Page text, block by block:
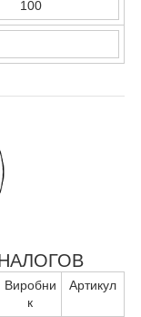
100
Виробни
к
Артикул